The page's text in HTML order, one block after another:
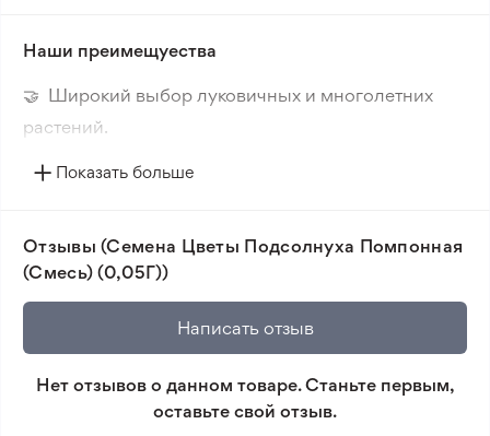
как гиацинт, нарцисс, тюльпан, незабудка и виола.
Наши преимещуества
🤝 Широкий выбор луковичных и многолетних
растений.
🔥 Новые сорта. Интересные новинки каждого
товара и реального растения.
🛡️ Защита покупок. Возврат средств за товар,
который не соответствует ожиданиям. Согласно
условиям возврата.
Минимальный заказ 300 грн.
Показать больше
Отзывы (Семена Цветы Подсолнуха Помпонная
(Смесь) (0,05Г))
Написать отзыв
Нет отзывов о данном товаре. Станьте первым,
оставьте свой отзыв.